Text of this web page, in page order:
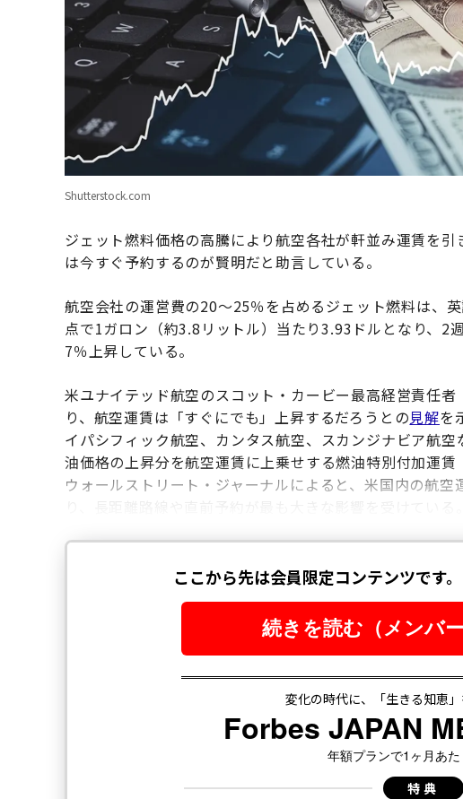
Shutterstock.com
ジェット燃料価格の高騰により航空各社が軒並み運賃を
は今すぐ予約するのが賢明だと助言している。
航空会社の運営費の20～25％を占めるジェット燃料は、
点で1ガロン（約3.8リットル）当たり3.93ドルとなり、2
7％上昇している。
米ユナイテッド航空のスコット・カービー最高経営責任
り、航空運賃は「すぐにでも」上昇するだろうとの見解を
イパシフィック航空、カンタス航空、スカンジナビア航
油価格の上昇分を航空運賃に上乗せする燃油特別付加運
ウォールストリート・ジャーナルによると、米国内の航